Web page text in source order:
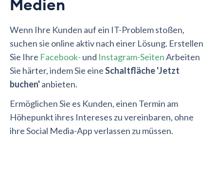
Medien
Wenn Ihre Kunden auf ein IT-Problem stoßen,
suchen sie online aktiv nach einer Lösung. Erstellen
Sie Ihre Facebook- und Instagram-SeitenArbeiten
Sie härter, indem Sie eineSchaltfläche 'Jetzt
buchen'anbieten.
Ermöglichen Sie es Kunden, einen Termin am
Höhepunkt ihres Intereses zu vereinbaren, ohne
ihre Social Media-App verlassen zu müssen.